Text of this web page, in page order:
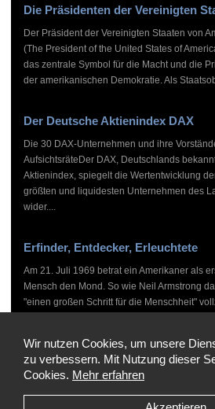
Die Präsidenten der Vereinigten
Der Präsident der Vereinigten Staaten von
(The President of the United States of
das zentrale Symbol für die Macht und die
der amerikanischen Demokratie. Als
Der Deutsche Aktienindex DAX
Die 30 DAX-Unternehmen und ihre
AufsichtsräteDer DAX, Deutschlands
Aktienindex, spiegelt die Wertentwicklung
größten und liquidesten Unternehmen des
wider....
Erfinder, Entdecker, Erleuchtete
Am 21. Juli 1969 betrat ein Amerikaner als
Mensch den Mond. So wie Neil Armstrong
"einen großen Schritt für die Menschheit"
Wir nutzen Cookies, um unsere
zu verbessern. Mit Nutzung dieser
Cookies. Mehr erfahren